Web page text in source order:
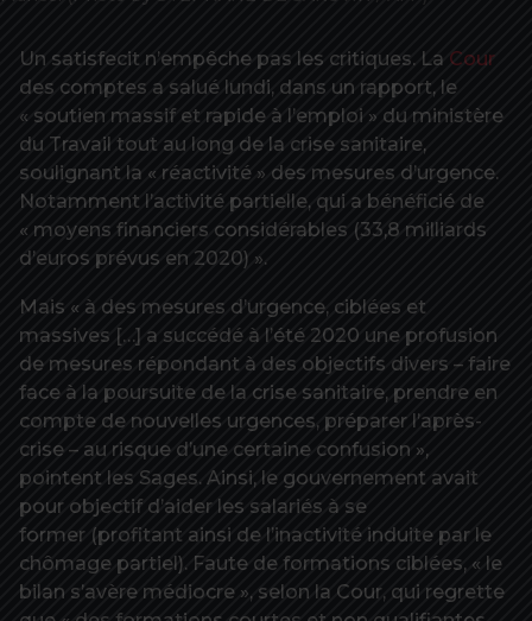
Un satisfecit n’empêche pas les critiques. La Cour
des comptes a salué lundi, dans un rapport, ​le
« soutien massif et rapide à l’emploi » du ministère
du Travail tout au long de la crise sanitaire,
soulignant la « réactivité » des mesures d’urgence.
Notamment l’activité partielle, qui a bénéficié de
« moyens financiers considérables (33,8 milliards
d’euros prévus en 2020) ».
Mais « à des mesures d’urgence, ciblées et
massives […] a succédé à l’été 2020 une profusion
de mesures répondant à des objectifs divers – faire
face à la poursuite de la crise sanitaire, prendre en
compte de nouvelles urgences, préparer l’après-
crise – au risque d’une certaine confusion »,
pointent les Sages. Ainsi, le gouvernement avait
pour objectif d’aider les salariés à se
former (profitant ainsi de l’inactivité induite par le
chômage partiel). Faute de formations ciblées, « le
bilan s’avère médiocre », selon la Cour, qui regrette